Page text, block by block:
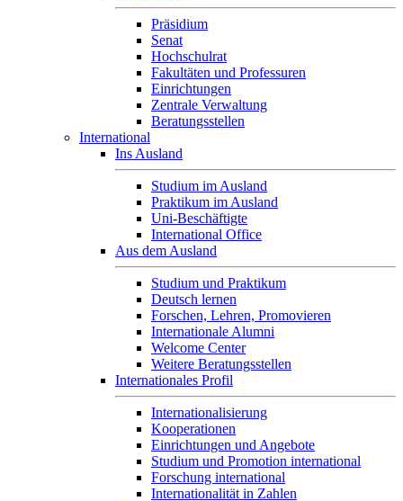
Präsidium
Senat
Hochschulrat
Fakultäten und Professuren
Einrichtungen
Zentrale Verwaltung
Beratungsstellen
International
Ins Ausland
Studium im Ausland
Praktikum im Ausland
Uni-Beschäftigte
International Office
Aus dem Ausland
Studium und Praktikum
Deutsch lernen
Forschen, Lehren, Promovieren
Internationale Alumni
Welcome Center
Weitere Beratungsstellen
Internationales Profil
Internationalisierung
Kooperationen
Einrichtungen und Angebote
Studium und Promotion international
Forschung international
Internationalität in Zahlen